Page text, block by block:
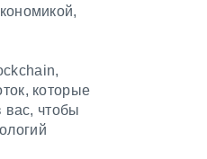
которые
вас, чтобы